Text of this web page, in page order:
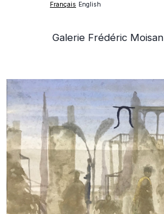
Français English
Galerie Frédéric Moisan